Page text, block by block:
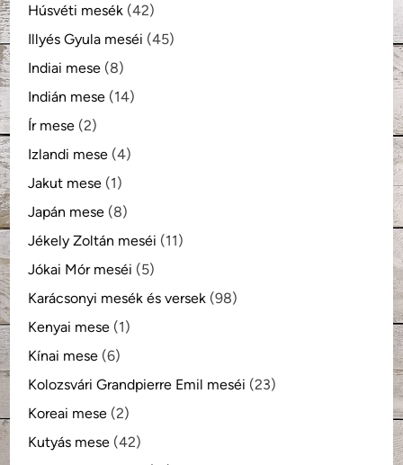
Húsvéti mesék (42)
Illyés Gyula meséi (45)
Indiai mese (8)
Indián mese (14)
Ír mese (2)
Izlandi mese (4)
Jakut mese (1)
Japán mese (8)
Jékely Zoltán meséi (11)
Jókai Mór meséi (5)
Karácsonyi mesék és versek (98)
Kenyai mese (1)
Kínai mese (6)
Kolozsvári Grandpierre Emil meséi (23)
Koreai mese (2)
Kutyás mese (42)